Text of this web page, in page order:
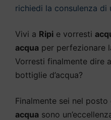
richiedi la consulenza di
Vivi a Ripi e vorresti
acqua per perfezionare
Vorresti finalmente dire
bottiglie d’acqua?
Finalmente sei nel
acqua sono